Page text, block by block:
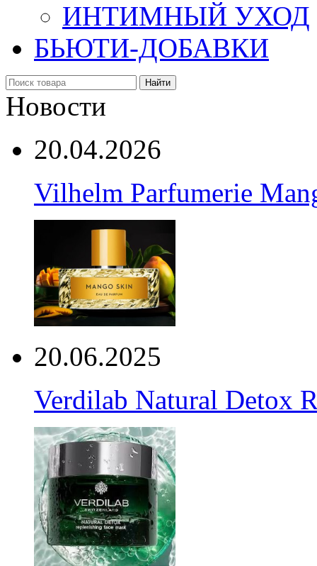
ИНТИМНЫЙ УХОД
БЬЮТИ-ДОБАВКИ
Найти
Новости
20.04.2026
Vilhelm Parfumerie
20.06.2025
Verdilab Natural Detox